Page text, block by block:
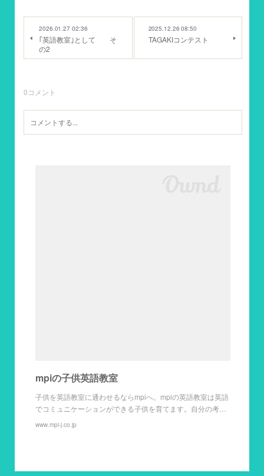
2026.01.27 02:36
｢英語教室｣として そ
の2
2025.12.26 08:50
TAGAKIコンテスト
0コメント
mpiの子供英語教室
子供を英語教室に通わせるならmpiへ。mpiの英語教室は英語
でコミュニケーションができる子供を育てます。自分の考…
www.mpi-j.co.jp